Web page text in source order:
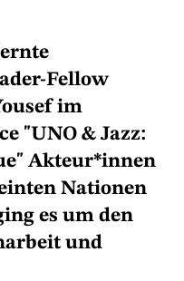
Fellow
im
"UNO & Jazz:
Akteur*innen
Nationen
es um den
und